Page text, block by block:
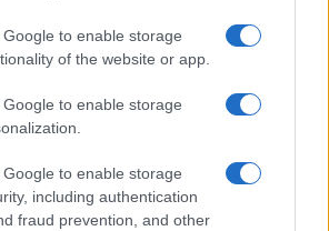
to enable storage
of the website or app.
to enable storage
to enable storage
including authentication
fraud prevention, and other